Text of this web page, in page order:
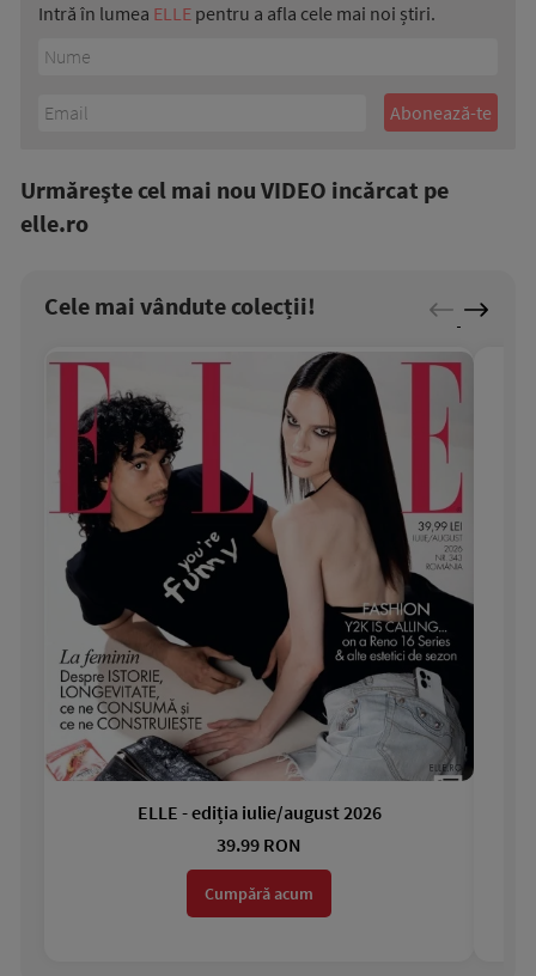
Intră în lumea ELLE pentru a afla cele mai noi știri.
Urmăreşte cel mai nou VIDEO incărcat pe
elle.ro
Cele mai vândute colecții!
ELLE - ediția iulie/august 2026
39.99 RON
Cumpără acum